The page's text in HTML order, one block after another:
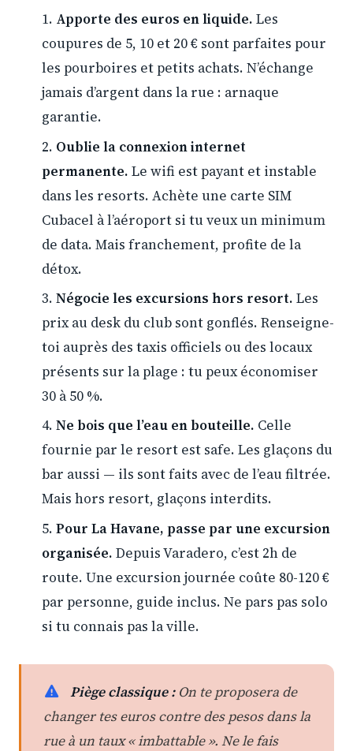
Apporte des euros en liquide. Les
coupures de 5, 10 et 20 € sont parfaites pour
les pourboires et petits achats. N’échange
jamais d’argent dans la rue : arnaque
garantie.
Oublie la connexion internet
permanente. Le wifi est payant et instable
dans les resorts. Achète une carte SIM
Cubacel à l’aéroport si tu veux un minimum
de data. Mais franchement, profite de la
détox.
Négocie les excursions hors resort. Les
prix au desk du club sont gonflés. Renseigne-
toi auprès des taxis officiels ou des locaux
présents sur la plage : tu peux économiser
30 à 50 %.
Ne bois que l’eau en bouteille. Celle
fournie par le resort est safe. Les glaçons du
bar aussi — ils sont faits avec de l’eau filtrée.
Mais hors resort, glaçons interdits.
Pour La Havane, passe par une excursion
organisée. Depuis Varadero, c’est 2h de
route. Une excursion journée coûte 80-120 €
par personne, guide inclus. Ne pars pas solo
si tu connais pas la ville.
Piège classique :On te proposera de
changer tes euros contre des pesos dans la
rue à un taux « imbattable ». Ne le fais